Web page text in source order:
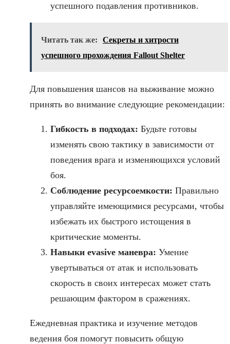
успешного подавления противников.
Читать так же:
Секреты и хитрости
успешного прохождения Fallout Shelter
Для повышения шансов на выживание можно
принять во внимание следующие рекомендации:
Гибкость в подходах: Будьте готовы
изменять свою тактику в зависимости от
поведения врага и изменяющихся условий
боя.
Соблюдение ресурсоемкости: Правильно
управляйте имеющимися ресурсами, чтобы
избежать их быстрого истощения в
критические моменты.
Навыки evasive маневра: Умение
увертываться от атак и использовать
скорость в своих интересах может стать
решающим фактором в сражениях.
Ежедневная практика и изучение методов
ведения боя помогут повысить общую